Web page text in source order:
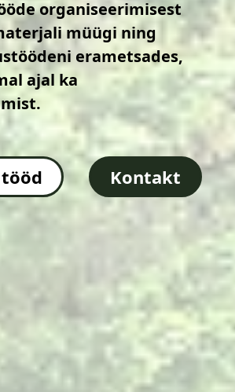
organiseerimisest
müügi ning
erametsades,
ajal ka
Kontakt